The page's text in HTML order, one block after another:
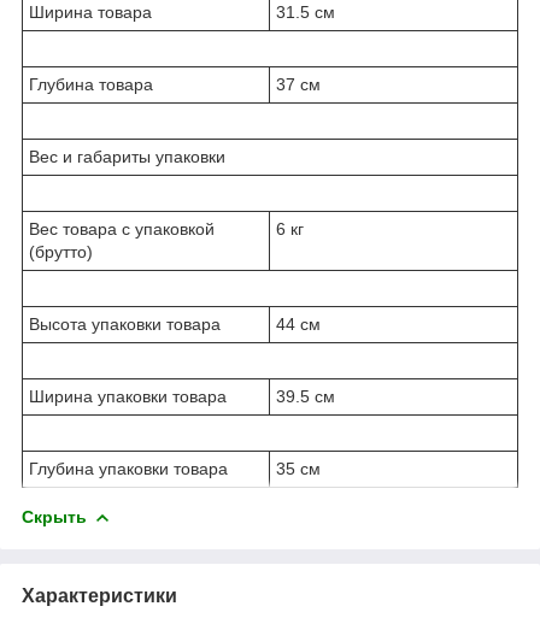
Ширина товара 31.5 см
Глубина товара 37 см
Вес и габариты упаковки
Вес товара с упаковкой
(брутто)
6 кг
Высота упаковки товара 44 см
Ширина упаковки товара 39.5 см
Глубина упаковки товара 35 см
Скрыть
Характеристики